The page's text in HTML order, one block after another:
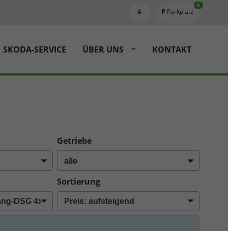
Parkplatz
0
SKODA-SERVICE ÜBER UNS KONTAKT
Getriebe
Sortierung